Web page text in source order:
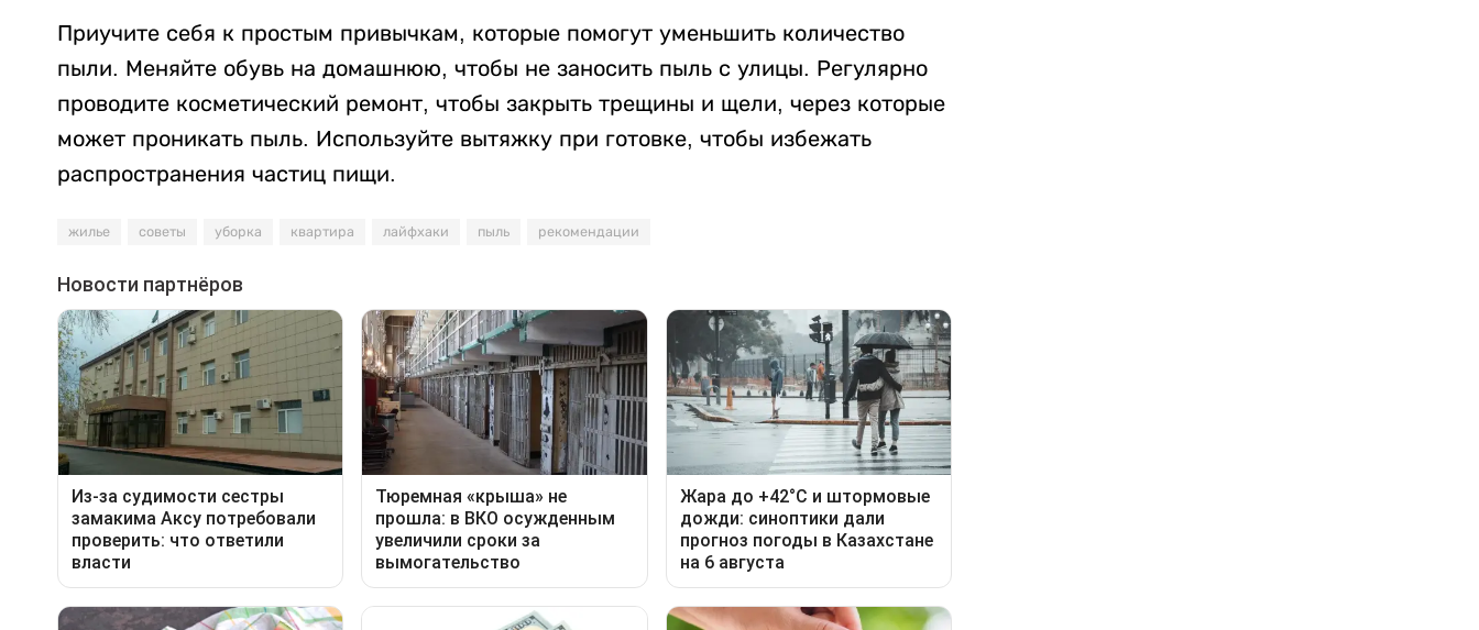
Приучите себя к простым привычкам, которые помогут уменьшить количество
пыли. Меняйте обувь на домашнюю, чтобы не заносить пыль с улицы. Регулярно
проводите косметический ремонт, чтобы закрыть трещины и щели, через которые
может проникать пыль. Используйте вытяжку при готовке, чтобы избежать
распространения частиц пищи.
жилье советы уборка квартира лайфхаки пыль рекомендации